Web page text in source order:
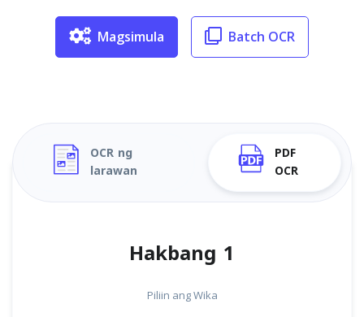
Magsimula Batch OCR
OCR ng
larawan
PDF
OCR
Hakbang 1
Piliin ang Wika